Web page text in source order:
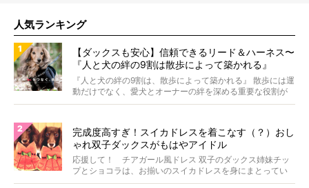
人気ランキング
【ダックスも安心】信頼できるリード＆ハーネス〜
『人と犬の絆の9割は散歩によって築かれる』
WOLFGANG MAN＆BEAST〜
『人と犬の絆の9割は、散歩によって築かれる』 散歩には運
動だけでなく、愛犬とオーナーの絆を深める重要な役割が
あ...
完成度高すぎ！スイカドレスを着こなす（？）おし
ゃれ双子ダックスがもはやアイドル
応援して！ チアガール風ドレス 双子のダックス姉妹チッ
プとショコラは、お揃いのスイカドレスを身にまとってい
ます...